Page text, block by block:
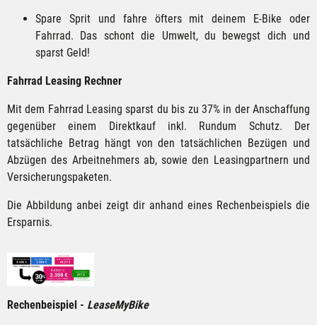
Spare Sprit und fahre öfters mit deinem E-Bike oder
Fahrrad. Das schont die Umwelt, du bewegst dich und
sparst Geld!
Fahrrad Leasing Rechner
Mit dem Fahrrad Leasing sparst du bis zu 37% in der Anschaffung
gegenüber einem Direktkauf inkl. Rundum Schutz. Der
tatsächliche Betrag hängt von den tatsächlichen Bezügen und
Abzügen des Arbeitnehmers ab, sowie den Leasingpartnern und
Versicherungspaketen.
Die Abbildung anbei zeigt dir anhand eines Rechenbeispiels die
Ersparnis.
Rechenbeispiel - LeaseMyBike